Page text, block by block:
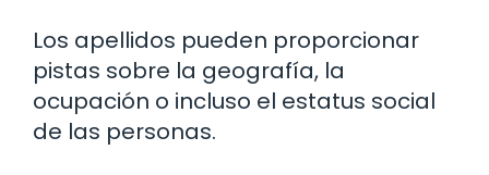
Los apellidos pueden proporcionar
pistas sobre la geografía, la
ocupación o incluso el estatus social
de las personas.